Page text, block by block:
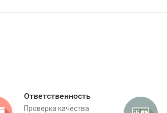
Ответственность
Проверка качества